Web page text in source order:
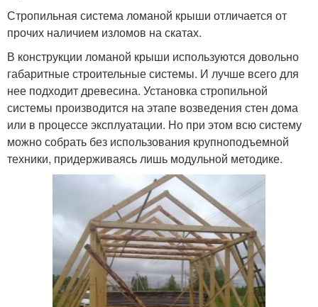
Стропильная система ломаной крыши отличается от
прочих наличием изломов на скатах.
В конструкции ломаной крыши используются довольно
габаритные строительные системы. И лучше всего для
нее подходит древесина. Установка стропильной
системы производится на этапе возведения стен дома
или в процессе эксплуатации. Но при этом всю систему
можно собрать без использования крупноподъемной
техники, придерживаясь лишь модульной методике.